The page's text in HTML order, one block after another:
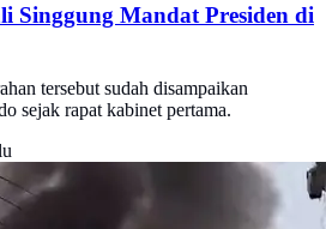
Singgung Mandat Presiden di
tersebut sudah disampaikan
sejak rapat kabinet pertama.